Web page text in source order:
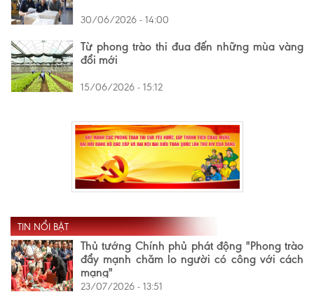
30/06/2026 - 14:00
Từ phong trào thi đua đến những mùa vàng
đổi mới
15/06/2026 - 15:12
TIN NỔI BẬT
Thủ tướng Chính phủ phát động "Phong trào
đẩy mạnh chăm lo người có công với cách
mạng"
23/07/2026 - 13:51